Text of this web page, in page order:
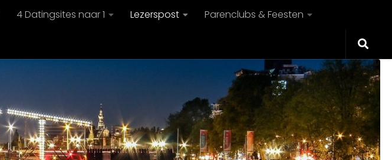
4 Datingsites naar 1 Lezerspost Parenclubs & Feesten